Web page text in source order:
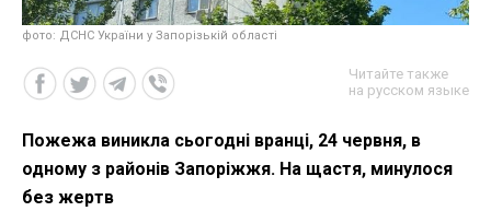
фото: ДСНС України у Запорізькій області
Читайте также
на русском языке
Пожежа виникла сьогодні вранці, 24 червня, в
одному з районів Запоріжжя. На щастя, минулося
без жертв